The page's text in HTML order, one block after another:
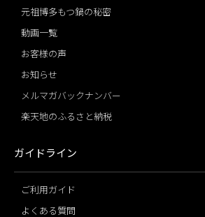
元祖博多もつ鍋の秘密
動画一覧
お客様の声
お知らせ
メルマガバックナンバー
楽天地のふるさと納税
ガイドライン
ご利用ガイド
よくある質問